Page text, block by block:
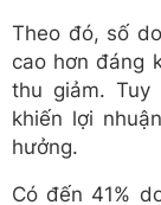
Theo đó, số
cao hơn đáng
thu giảm.
khiến lợi
hưởng.
Có đến 41%